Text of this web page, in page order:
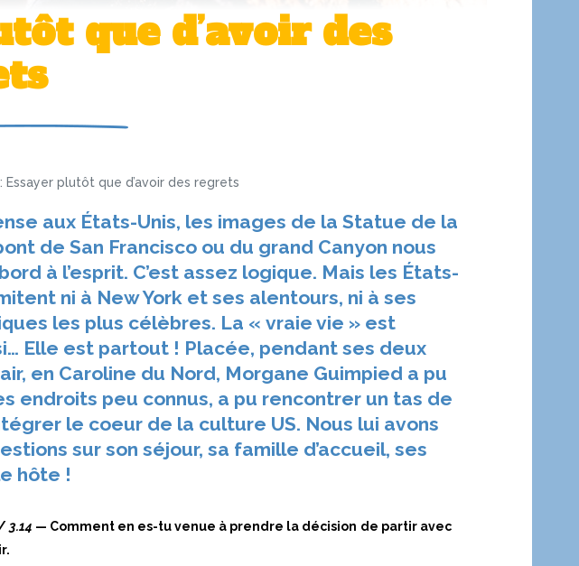
Essayer plutôt que d’avoir des regrets
aux États-Unis, les images de la Statue de la
de San Francisco ou du grand Canyon nous
à l’esprit. C’est assez logique. Mais les États-
ni à New York et ses alentours, ni à ses
les plus célèbres. La « vraie vie » est
Elle est partout ! Placée, pendant ses deux
, en Caroline du Nord, Morgane Guimpied a pu
endroits peu connus, a pu rencontrer un tas de
le coeur de la culture US. Nous lui avons
sur son séjour, sa famille d’accueil, ses
hôte !
3.14 — Comment en es-tu venue à prendre la décision de partir avec